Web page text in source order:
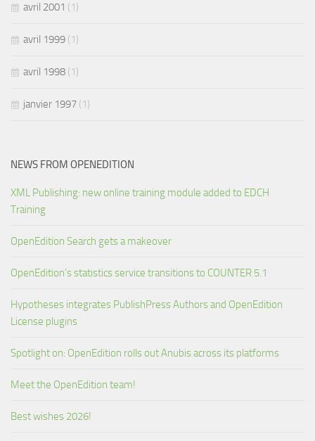
avril 2001 (1)
avril 1999 (1)
avril 1998 (1)
janvier 1997 (1)
NEWS FROM OPENEDITION
XML Publishing: new online training module added to EDCH
Training
OpenEdition Search gets a makeover
OpenEdition’s statistics service transitions to COUNTER 5.1
Hypotheses integrates PublishPress Authors and OpenEdition
License plugins
Spotlight on: OpenEdition rolls out Anubis across its platforms
Meet the OpenEdition team!
Best wishes 2026!